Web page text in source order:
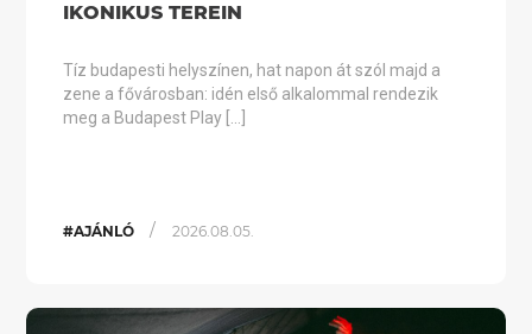
IKONIKUS TEREIN
Tíz budapesti helyszínen, hat napon át szól majd a
zene a fővárosban: idén első alkalommal rendezik
meg a Budapest Play […]
#AJÁNLÓ / 2026.08.05.